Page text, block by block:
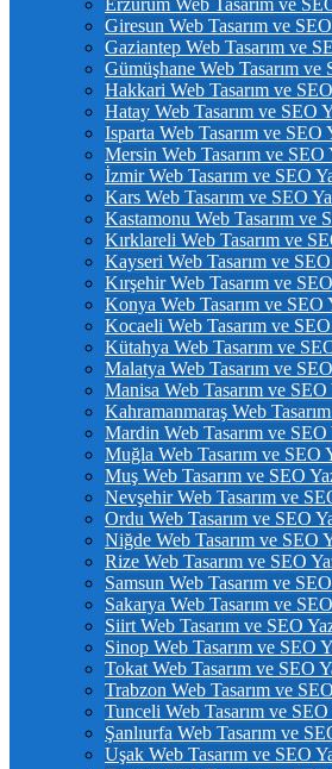
Erzurum Web Tasarım ve
Giresun Web Tasarım ve SEO
Gaziantep Web Tasarım ve
Gümüşhane Web Tasarım ve
Hakkari Web Tasarım ve SEO
Hatay Web Tasarım ve SEO
Isparta Web Tasarım ve SEO
Mersin Web Tasarım ve SEO
İzmir Web Tasarım ve SEO
Kars Web Tasarım ve SEO
Kastamonu Web Tasarım ve
Kırklareli Web Tasarım ve
Kayseri Web Tasarım ve SEO
Kırşehir Web Tasarım ve
Konya Web Tasarım ve SEO
Kocaeli Web Tasarım ve SEO
Kütahya Web Tasarım ve
Malatya Web Tasarım ve SEO
Manisa Web Tasarım ve SEO
Kahramanmaraş Web
Mardin Web Tasarım ve SEO
Muğla Web Tasarım ve SEO
Muş Web Tasarım ve SEO
Nevşehir Web Tasarım ve
Ordu Web Tasarım ve SEO
Niğde Web Tasarım ve SEO
Rize Web Tasarım ve SEO
Samsun Web Tasarım ve SEO
Sakarya Web Tasarım ve
Siirt Web Tasarım ve SEO
Sinop Web Tasarım ve SEO
Tokat Web Tasarım ve SEO
Trabzon Web Tasarım ve
Tunceli Web Tasarım ve SEO
Şanlıurfa Web Tasarım ve
Uşak Web Tasarım ve SEO